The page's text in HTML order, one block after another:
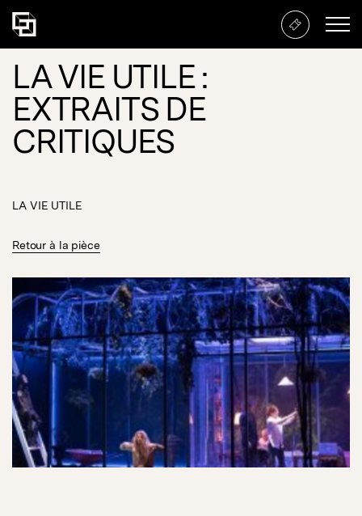
LA VIE UTILE :
EXTRAITS DE
CRITIQUES
LA VIE UTILE
Retour à la pièce